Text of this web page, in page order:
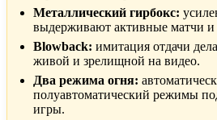
Металлический гирбокс:
выдерживают активные матчи и
Blowback: имитация отдачи
живой и зрелищной на видео.
Два режима огня:
полуавтоматический режимы
игры.